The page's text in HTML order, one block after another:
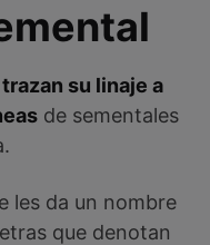
su linaje a
de sementales
les da un nombre
que denotan